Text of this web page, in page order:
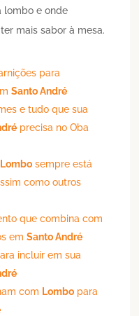
lombo e onde
mais sabor à mesa.
para
Santo André
e tudo que sua
precisa no Oba
Lombo sempre está
como outros
que combina com
emSanto André
incluir em sua
com Lombo para